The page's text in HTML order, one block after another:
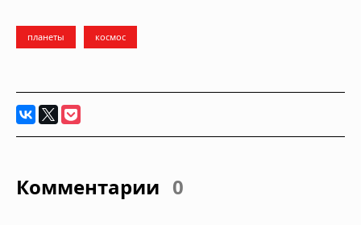
планеты космос
Комментарии 0